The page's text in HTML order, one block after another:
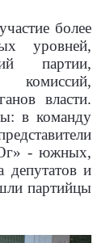
более
уровней,
партии,
комиссий,
власти.
в команду
- южных,
депутатов и
партийцы